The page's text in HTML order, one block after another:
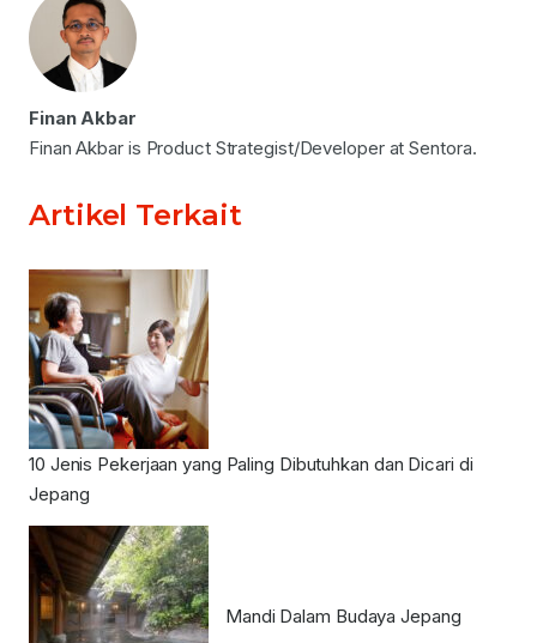
Finan Akbar
Finan Akbar is Product Strategist/Developer at Sentora.
Artikel Terkait
10 Jenis Pekerjaan yang Paling Dibutuhkan dan Dicari di
Jepang
Mandi Dalam Budaya Jepang